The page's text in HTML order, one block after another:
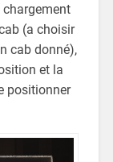
(a choisir
cab donné),
et la
positionner